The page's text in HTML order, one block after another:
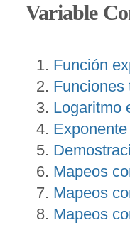
Variable
Función
Funciones
Logaritmo
Mapeos
Mapeos
Mapeos